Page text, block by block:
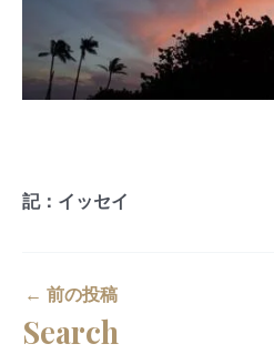
記：イッセイ
← 前の投稿
Search